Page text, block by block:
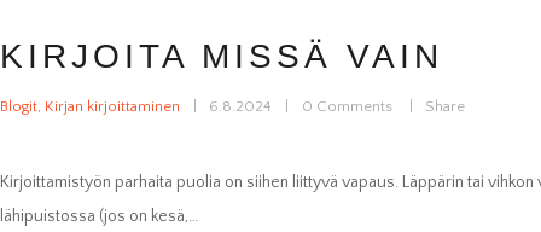
KIRJOITA MISSÄ VAIN
Blogit, Kirjan kirjoittaminen 6.8.2024 0 Comments Share
Kirjoittamistyön parhaita puolia on siihen liittyvä vapaus. Läppärin tai
lähipuistossa (jos on kesä,…